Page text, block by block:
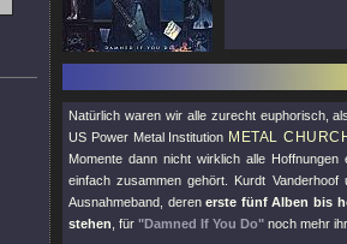
Natürlich waren wir alle zurecht euphorisch,
US Power Metal Institution METAL
Momente dann nicht wirklich alle
einfach zusammen gehört. Kurdt
Ausnahmeband, derenerste fünf Alben bis
stehen , für "Damned If You Do" noch mehr